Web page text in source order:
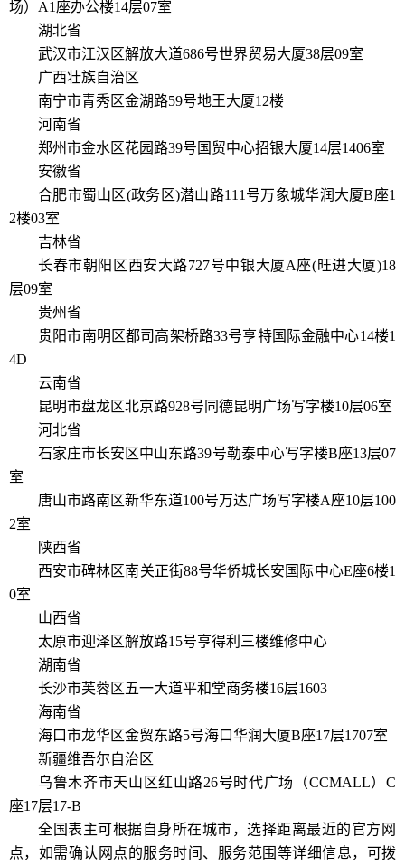
场）A1座办公楼14层07室
湖北省
武汉市江汉区解放大道686号世界贸易大厦38层09室
广西壮族自治区
南宁市青秀区金湖路59号地王大厦12楼
河南省
郑州市金水区花园路39号国贸中心招银大厦14层1406室
安徽省
合肥市蜀山区(政务区)潜山路111号万象城华润大厦B座1
2楼03室
吉林省
长春市朝阳区西安大路727号中银大厦A座(旺进大厦)18
层09室
贵州省
贵阳市南明区都司高架桥路33号亨特国际金融中心14楼1
4D
云南省
昆明市盘龙区北京路928号同德昆明广场写字楼10层06室
河北省
石家庄市长安区中山东路39号勒泰中心写字楼B座13层07
室
唐山市路南区新华东道100号万达广场写字楼A座10层100
2室
陕西省
西安市碑林区南关正街88号华侨城长安国际中心E座6楼1
0室
山西省
太原市迎泽区解放路15号亨得利三楼维修中心
湖南省
长沙市芙蓉区五一大道平和堂商务楼16层1603
海南省
海口市龙华区金贸东路5号海口华润大厦B座17层1707室
新疆维吾尔自治区
乌鲁木齐市天山区红山路26号时代广场（CCMALL）C
座17层17-B
全国表主可根据自身所在城市，选择距离最近的官方网
点，如需确认网点的服务时间、服务范围等详细信息，可拨